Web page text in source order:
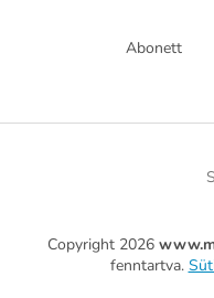
Abonett
Copyright 2026
fenntartva.